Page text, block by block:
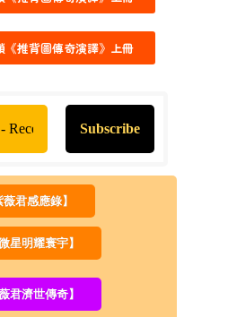
《推背圖傳奇演譯》上冊
薇君感應錄】
星明耀寰宇】
君濟世傳奇】